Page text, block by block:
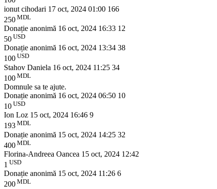
ionut cihodari 17 oct, 2024 01:00 166
250 MDL
Donație anonimă 16 oct, 2024 16:33 12
50 USD
Donație anonimă 16 oct, 2024 13:34 38
100 USD
Stahov Daniela 16 oct, 2024 11:25 34
100 MDL
Domnule sa te ajute.
Donație anonimă 16 oct, 2024 06:50 10
10 USD
Ion Loz 15 oct, 2024 16:46 9
193 MDL
Donație anonimă 15 oct, 2024 14:25 32
400 MDL
Florina-Andreea Oancea 15 oct, 2024 12:42
1 USD
Donație anonimă 15 oct, 2024 11:26 6
200 MDL